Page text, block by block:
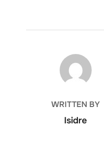
POST AUTHOR
WRITTEN BY
Isidre